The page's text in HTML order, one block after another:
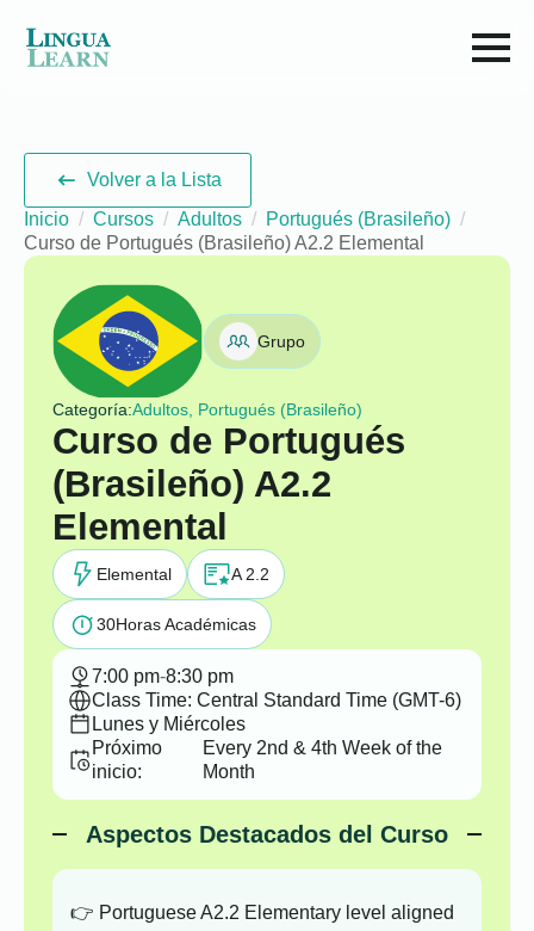
Volver a la Lista
Inicio
Cursos Adultos
Portugués (Brasileño)
Curso de Portugués (Brasileño) A2.2 Elemental
Grupo
Categoría:Adultos, Portugués (Brasileño)
Curso de Portugués
(Brasileño) A2.2
Elemental
Elemental A 2.2
30Horas Académicas
7:00 pm-8:30 pm
Class Time: Central Standard Time (GMT-6)
Lunes y Miércoles
Próximo
inicio:
Every 2nd & 4th Week of the
Month
Aspectos Destacados del Curso
Portuguese A2.2 Elementary level aligned